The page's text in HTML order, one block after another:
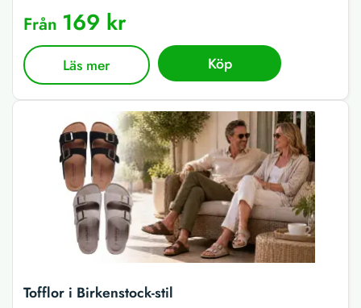
Från 169 kr
Läs mer Köp
Tofflor i Birkenstock-stil